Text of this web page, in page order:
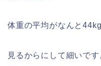
体重の平均がなんと
見るからにして細いです